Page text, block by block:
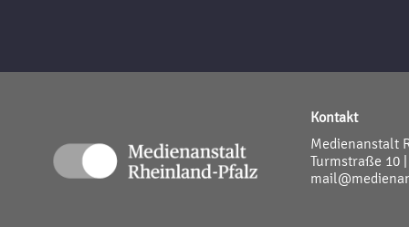
Kontakt
Medienanstalt
Turmstraße 10